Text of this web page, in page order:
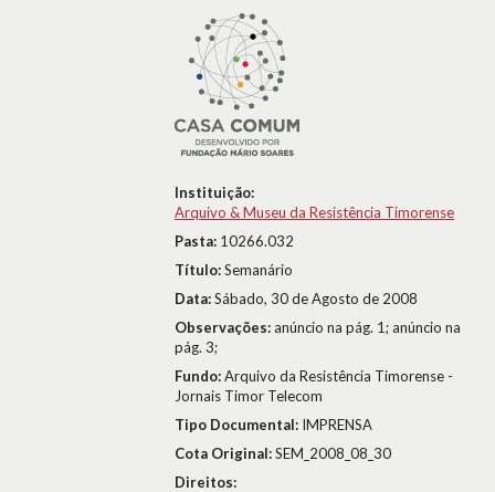
Instituição:
Arquivo & Museu da Resistência Timorense
Pasta: 10266.032
Título:Semanário
Data:Sábado, 30 de Agosto de 2008
Observações:anúncio na pág. 1; anúncio na
pág. 3;
Fundo:Arquivo da Resistência Timorense -
Jornais Timor Telecom
Tipo Documental: IMPRENSA
Cota Original:SEM_2008_08_30
Direitos: